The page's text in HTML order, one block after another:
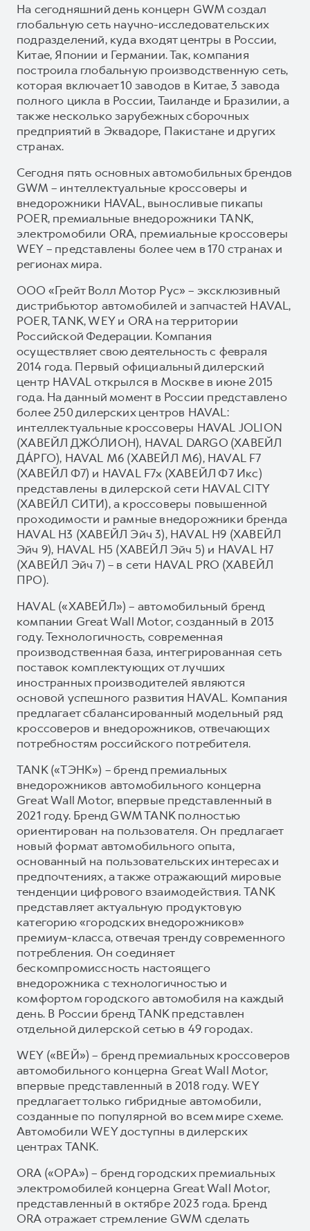
На сегодняшний день концерн GWM создал
глобальную сеть научно-исследовательских
подразделений, куда входят центры в России,
Китае, Японии и Германии. Так, компания
построила глобальную производственную сеть,
которая включает 10 заводов в Китае, 3 завода
полного цикла в России, Таиланде и Бразилии, а
также несколько зарубежных сборочных
предприятий в Эквадоре, Пакистане и других
странах.
Сегодня пять основных автомобильных брендов
GWM – интеллектуальные кроссоверы и
внедорожники HAVAL, выносливые пикапы
POER, премиальные внедорожники TANK,
электромобили ORA, премиальные кроссоверы
WEY – представлены более чем в 170 странах и
регионах мира.
ООО «Грейт Волл Мотор Рус» – эксклюзивный
дистрибьютор автомобилей и запчастей HAVAL,
POER, TANK, WEY и ORA на территории
Российской Федерации. Компания
осуществляет свою деятельность с февраля
2014 года. Первый официальный дилерский
центр HAVAL открылся в Москве в июне 2015
года. На данный момент в России представлено
более 250 дилерских центров HAVAL:
интеллектуальные кроссоверы HAVAL JOLION
(ХАВЕЙЛ ДЖО́ЛИОН), HAVAL DARGO (ХАВЕЙЛ
ДА́РГО), HAVAL М6 (ХАВЕЙЛ M6), HAVAL F7
(ХАВЕЙЛ Ф7) и HAVAL F7x (ХАВЕЙЛ Ф7 Икс)
представлены в дилерской сети HAVAL CITY
(ХАВЕЙЛ СИТИ), а кроссоверы повышенной
проходимости и рамные внедорожники бренда
HAVAL H3 (ХАВЕЙЛ Эйч 3), HAVAL H9 (ХАВЕЙЛ
Эйч 9), HAVAL H5 (ХАВЕЙЛ Эйч 5) и HAVAL H7
(ХАВЕЙЛ Эйч 7) – в сети HAVAL PRO (ХАВЕЙЛ
ПРО).
HAVAL («ХАВЕЙЛ») – автомобильный бренд
компании Great Wall Motor, созданный в 2013
году. Технологичность, современная
производственная база, интегрированная сеть
поставок комплектующих от лучших
иностранных производителей являются
основой успешного развития HAVAL. Компания
предлагает сбалансированный модельный ряд
кроссоверов и внедорожников, отвечающих
потребностям российского потребителя.
TANK («ТЭНК») – бренд премиальных
внедорожников автомобильного концерна
Great Wall Motor, впервые представленный в
2021 году. Бренд GWM TANK полностью
ориентирован на пользователя. Он предлагает
новый формат автомобильного опыта,
основанный на пользовательских интересах и
предпочтениях, а также отражающий мировые
тенденции цифрового взаимодействия. TANK
представляет актуальную продуктовую
категорию «городских внедорожников»
премиум-класса, отвечая тренду современного
потребления. Он соединяет
бескомпромиссность настоящего
внедорожника с технологичностью и
комфортом городского автомобиля на каждый
день. В России бренд TANK представлен
отдельной дилерской сетью в 49 городах.
WEY («ВЕЙ») – бренд премиальных кроссоверов
автомобильного концерна Great Wall Motor,
впервые представленный в 2018 году. WEY
предлагает только гибридные автомобили,
созданные по популярной во всем мире схеме.
Автомобили WEY доступны в дилерских
центрах TANK.
ORA («ОРА») – бренд городских премиальных
электромобилей концерна Great Wall Motor,
представленный в октябре 2023 года. Бренд
ORA отражает стремление GWM сделать